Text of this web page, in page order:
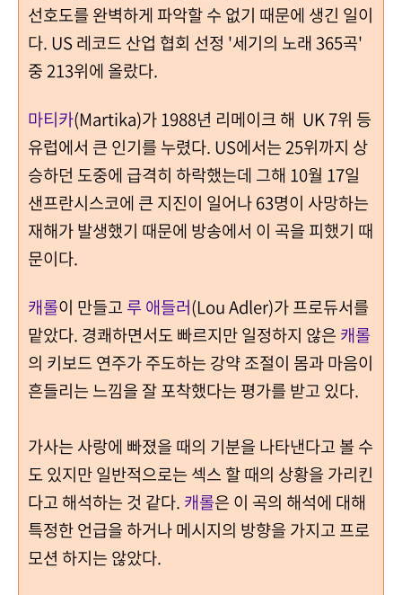
선호도를 완벽하게 파악할 수 없기 때문에 생긴 일이
다. US 레코드 산업 협회 선정 '세기의 노래 365곡'
중 213위에 올랐다.
마티카(Martika)가 1988년 리메이크 해 UK 7위 등
유럽에서 큰 인기를 누렸다. US에서는 25위까지 상
승하던 도중에 급격히 하락했는데 그해 10월 17일
샌프란시스코에 큰 지진이 일어나 63명이 사망하는
재해가 발생했기 때문에 방송에서 이 곡을 피했기 때
문이다.
캐롤이 만들고 루 애들러(Lou Adler)가 프로듀서를
맡았다. 경쾌하면서도 빠르지만 일정하지 않은 캐롤
의 키보드 연주가 주도하는 강약 조절이 몸과 마음이
흔들리는 느낌을 잘 포착했다는 평가를 받고 있다.
가사는 사랑에 빠졌을 때의 기분을 나타낸다고 볼 수
도 있지만 일반적으로는 섹스 할 때의 상황을 가리킨
다고 해석하는 것 같다. 캐롤은 이 곡의 해석에 대해
특정한 언급을 하거나 메시지의 방향을 가지고 프로
모션 하지는 않았다.